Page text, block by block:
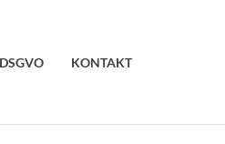
KONTAKT